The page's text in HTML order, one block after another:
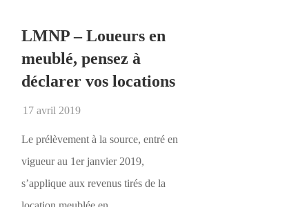
LMNP – Loueurs en
meublé, pensez à
déclarer vos locations
17 avril 2019
Le prélèvement à la source, entré en
vigueur au 1er janvier 2019,
s’applique aux revenus tirés de la